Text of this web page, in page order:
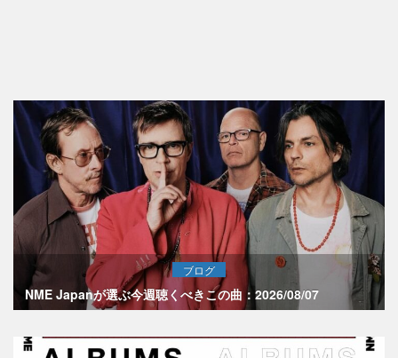
ブログ
NME Japanが選ぶ今週聴くべきこの曲：2026/08/07